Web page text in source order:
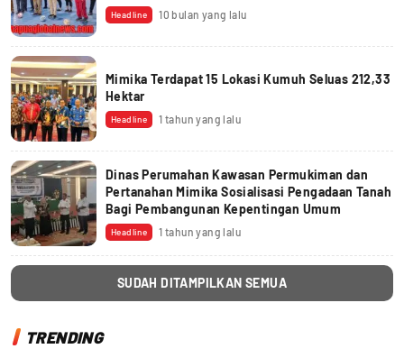
Headline 10 bulan yang lalu
Mimika Terdapat 15 Lokasi Kumuh Seluas 212,33
Hektar
Headline 1 tahun yang lalu
Dinas Perumahan Kawasan Permukiman dan
Pertanahan Mimika Sosialisasi Pengadaan Tanah
Bagi Pembangunan Kepentingan Umum
Headline 1 tahun yang lalu
SUDAH DITAMPILKAN SEMUA
TRENDING